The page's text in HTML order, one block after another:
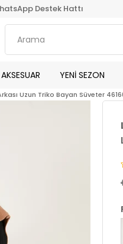
Destek Hattı
AKSESUAR YENİ SEZON
Uzun Triko Bayan Süveter